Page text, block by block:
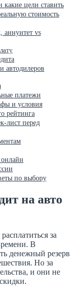
цели ставить
стоимость
аннуитет vs
автодилеров
платежи
и условия
рейтинга
лист перед
по выбору
на авто
за
В
денежный резерв
Но за
и они не